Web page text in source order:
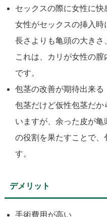
セックスの際に女性に
女性がセックスの挿入時
長さよりも亀頭の大きさ
これは、カリが女性の
です。
包茎の改善が期待出来る
包茎だけど仮性包茎だ
いますが、余った皮が
の役割を果たすことで、
す。
デメリット
手術費用が高い